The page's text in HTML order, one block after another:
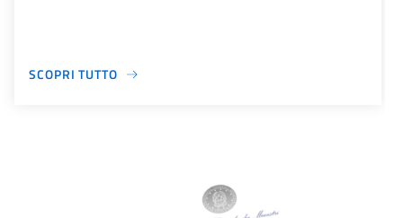
SCOPRI TUTTO